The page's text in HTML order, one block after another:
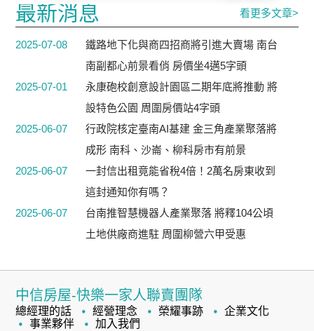
最新消息 看更多文章>
2025-07-08
鐵路地下化與商四招商將引進大賣場 南台
南副都心前景看俏 房價坐4邁5字頭
2025-07-01
永康砲校創意設計園區二期年底將推動 將
設特色公園 周圍房價站4字頭
2025-06-07
行政院核定臺南AI基建 金三角產業聚落將
成形 南科、沙崙、柳科房市有前景
2025-06-07
一封信出租竟能省稅4倍！2萬名房東收到
這封通知你有嗎？
2025-06-07
台南推智慧機器人產業聚落 將釋104公頃
土地供廠商進駐 周圍柳營六甲受惠
中信房屋-快樂一家人聯賣團隊
總經理的話 經營理念 榮耀事跡
企業文化
事業夥伴
加入我們